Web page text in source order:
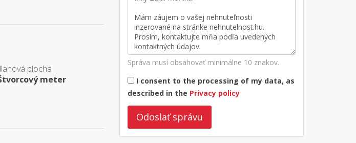
Správa musí obsahovať minimálne 10 znakov.
I consent to the processing of my data, as
described in the Privacy policy
Odoslať správu
plocha
meter